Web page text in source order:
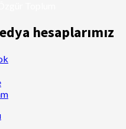
hesaplarımız